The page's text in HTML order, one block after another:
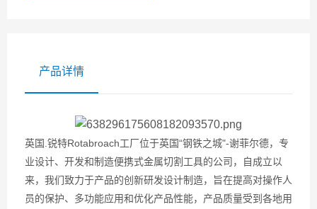
产品详情
英国.锐特Rotabroach工厂位于英国“钢铁之城"-谢菲尔德，专
业设计、开发和制造便携式金属切割工具的公司，自成立以
来，我们致力于产品的创新研发设计制造，旨在提高对操作人
员的保护、多功能应用和优化产品性能，产品质量受到各地用